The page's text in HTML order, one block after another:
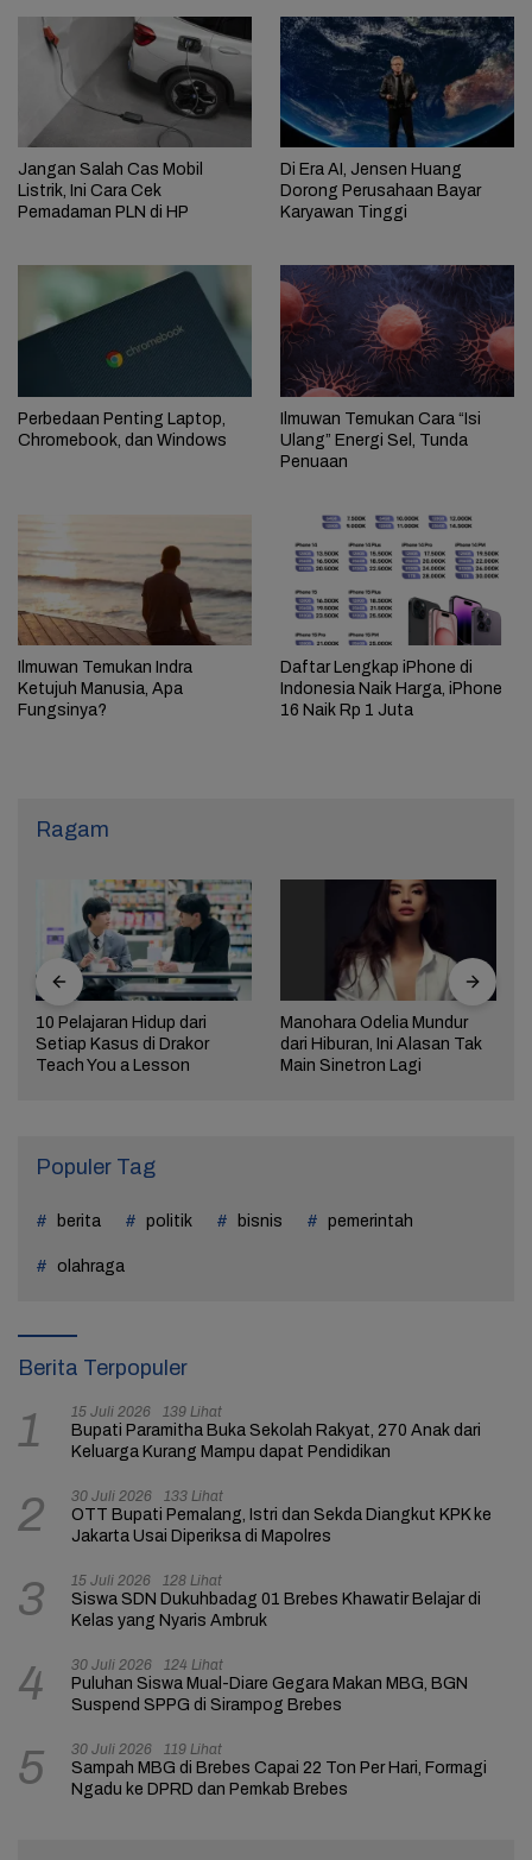
Jangan Salah Cas Mobil
Listrik, Ini Cara Cek
Pemadaman PLN di HP
Di Era AI, Jensen Huang
Dorong Perusahaan Bayar
Karyawan Tinggi
Perbedaan Penting Laptop,
Chromebook, dan Windows
Ilmuwan Temukan Cara “Isi
Ulang” Energi Sel, Tunda
Penuaan
Ilmuwan Temukan Indra
Ketujuh Manusia, Apa
Fungsinya?
Daftar Lengkap iPhone di
Indonesia Naik Harga, iPhone
16 Naik Rp 1 Juta
Ragam
10 Pelajaran Hidup dari
Setiap Kasus di Drakor
Teach You a Lesson
Manohara Odelia Mundur
dari Hiburan, Ini Alasan Tak
Main Sinetron Lagi
Populer Tag
berita politik bisnis pemerintah
olahraga
Berita Terpopuler
1 15 Juli 2026 139 Lihat
Bupati Paramitha Buka Sekolah Rakyat, 270 Anak dari
Keluarga Kurang Mampu dapat Pendidikan
2 30 Juli 2026 133 Lihat
OTT Bupati Pemalang, Istri dan Sekda Diangkut KPK ke
Jakarta Usai Diperiksa di Mapolres
3 15 Juli 2026 128 Lihat
Siswa SDN Dukuhbadag 01 Brebes Khawatir Belajar di
Kelas yang Nyaris Ambruk
4 30 Juli 2026 124 Lihat
Puluhan Siswa Mual-Diare Gegara Makan MBG, BGN
Suspend SPPG di Sirampog Brebes
5 30 Juli 2026 119 Lihat
Sampah MBG di Brebes Capai 22 Ton Per Hari, Formagi
Ngadu ke DPRD dan Pemkab Brebes